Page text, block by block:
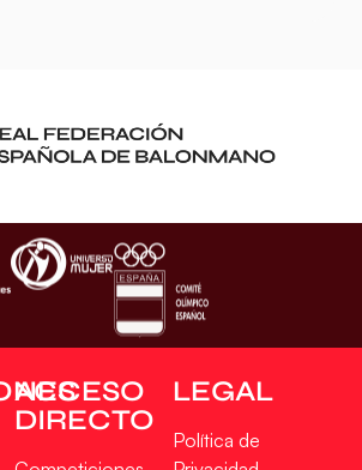
ACCESO
DIRECTO
LEGAL
Política de